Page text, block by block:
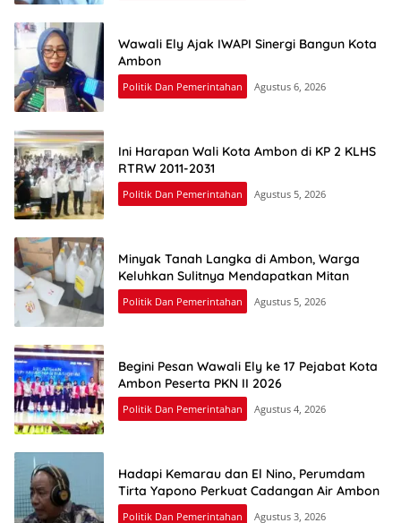
Wawali Ely Ajak IWAPI Sinergi Bangun Kota
Ambon
Politik Dan Pemerintahan Agustus 6, 2026
Ini Harapan Wali Kota Ambon di KP 2 KLHS
RTRW 2011-2031
Politik Dan Pemerintahan Agustus 5, 2026
Minyak Tanah Langka di Ambon, Warga
Keluhkan Sulitnya Mendapatkan Mitan
Politik Dan Pemerintahan Agustus 5, 2026
Begini Pesan Wawali Ely ke 17 Pejabat Kota
Ambon Peserta PKN II 2026
Politik Dan Pemerintahan Agustus 4, 2026
Hadapi Kemarau dan El Nino, Perumdam
Tirta Yapono Perkuat Cadangan Air Ambon
Politik Dan Pemerintahan Agustus 3, 2026